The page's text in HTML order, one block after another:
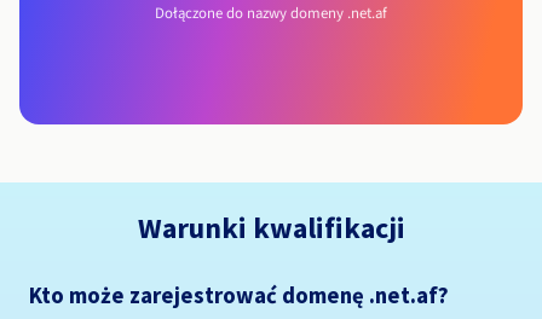
Dołączone do nazwy domeny .net.af
Warunki kwalifikacji
Kto może zarejestrować domenę .net.af?